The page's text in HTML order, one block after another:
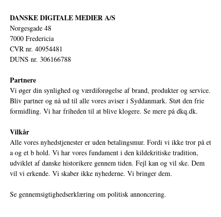
DANSKE DIGITALE MEDIER A/S
Norgesgade 48
7000 Fredericia
CVR nr. 40954481
DUNS nr. 306166788
Partnere
Vi øger din synlighed og værdiforøgelse af brand, produkter og service.
Bliv partner og nå ud til alle vores aviser i Syddanmark. Støt den frie
formidling. Vi har friheden til at blive klogere. Se mere på dkq.dk.
Vilkår
Alle vores nyhedstjenester er uden betalingsmur. Fordi vi ikke tror på et
a og et b hold. Vi har vores fundament i den kildekritiske tradition,
udviklet af danske historikere gennem tiden. Fejl kan og vil ske. Dem
vil vi erkende. Vi skaber ikke nyhederne. Vi bringer dem.
Se gennemsigtighedserklæring om politisk annoncering.